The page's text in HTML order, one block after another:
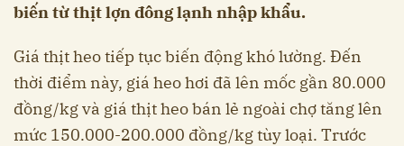
biến từ thịt lợn đông lạnh nhập khẩu.
Giá thịt heo tiếp tục biến động khó lường. Đến
thời điểm này, giá heo hơi đã lên mốc gần 80.000
đồng/kg và giá thịt heo bán lẻ ngoài chợ tăng lên
mức 150.000-200.000 đồng/kg tùy loại. Trước